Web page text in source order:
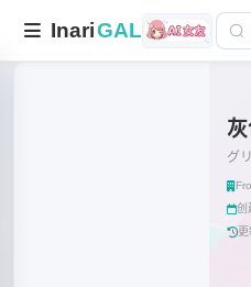
InariGAL
グ
创
更